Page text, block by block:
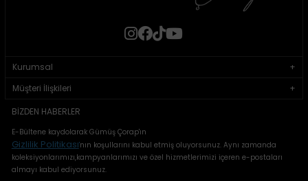
Kurumsal
Müşteri İlişkileri
BIZDEN HABERLER
E-Bültene kaydolarak Gümüş Çorap'ın
Gizlilik Politikası'nın koşullarını kabul etmiş oluyorsunuz. Aynı zamanda
koleksiyonlarımızı,kampyanlarımızı ve özel hizmetlerimizi içeren e-postaları
almayı kabul ediyorsunuz.